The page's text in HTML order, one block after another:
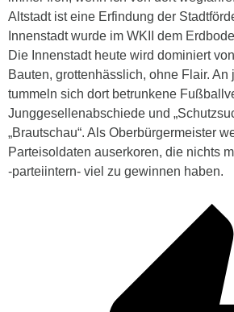
Altstadt ist eine Erfindung der
Innenstadt wurde im WKII dem
Die Innenstadt heute wird dominiert
Bauten, grottenhässlich, ohne Flair.
tummeln sich dort betrunkene
Junggesellenabschiede und
„Brautschau“. Als Oberbürgermeister
Parteisoldaten auserkoren, die nichts
-parteiintern- viel zu gewinnen haben.